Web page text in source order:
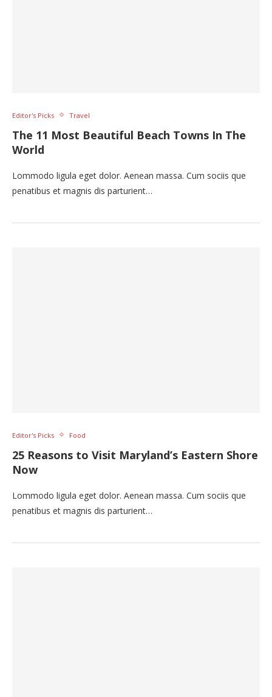
Editor's Picks Travel
The 11 Most Beautiful Beach Towns In The
World
Lommodo ligula eget dolor. Aenean massa. Cum sociis que
penatibus et magnis dis parturient…
Editor's Picks Food
25 Reasons to Visit Maryland’s Eastern Shore
Now
Lommodo ligula eget dolor. Aenean massa. Cum sociis que
penatibus et magnis dis parturient…